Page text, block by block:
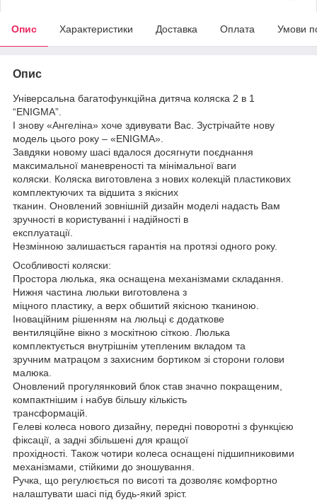
Опис Характеристики Доставка Оплата Умови
Опис
Універсальна багатофункційна дитяча коляска 2 в 1
“ENIGMA”.
І знову «Ангеліна» хоче здивувати Вас. Зустрічайте нову
модель цього року – «ENIGMA».
Завдяки новому шасі вдалося досягнути поєднання
максимальної маневреності та мінімальної ваги
коляски. Коляска виготовлена з нових колекцій пластикових
комплектуючих та відшита з якісних
тканин. Оновлений зовнішній дизайн моделі надасть Вам
зручності в користуванні і надійності в
експлуатації.
Незмінною залишається гарантія на протязі одного року.
Особливості коляски:
Простора люлька, яка оснащена механізмами складання.
Нижня частина люльки виготовлена з
міцного пластику, а верх обшитий якісною тканиною.
Іноваційним рішенням на люльці є додаткове
вентиляційне вікно з москітною сіткою. Люлька
комплектується внутрішнім утепленим вкладом та
зручним матрацом з захисним бортиком зі сторони голови
малюка.
Оновлений прогулянковий блок став значно покращеним,
компактнішим і набув більшу кількість
трансформацій.
Гелеві колеса нового дизайну, передні поворотні з функцією
фіксації, а задні збільшені для кращої
прохідності. Також чотири колеса оснащені підшипниковими
механізмами, стійкими до зношування.
Ручка, що регулюється по висоті та дозволяє комфортно
налаштувати шасі під будь-який зріст.